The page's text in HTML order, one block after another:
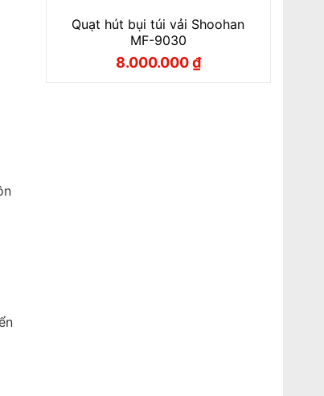
Quạt hút bụi túi vải Shoohan
MF-9030
Giá
8.000.000₫
Giá